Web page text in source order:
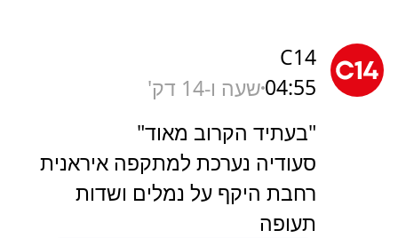
C14
04:55שעה ו-14 דק'
"בעתיד הקרוב מאוד"
סעודיה נערכת למתקפה איראנית
רחבת היקף על נמלים ושדות
תעופה